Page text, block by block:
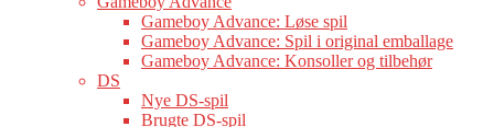
Gameboy Advance: Løse spil
Gameboy Advance: Spil i original emballage
Gameboy Advance: Konsoller og tilbehør
DS
Nye DS-spil
Brugte DS-spil